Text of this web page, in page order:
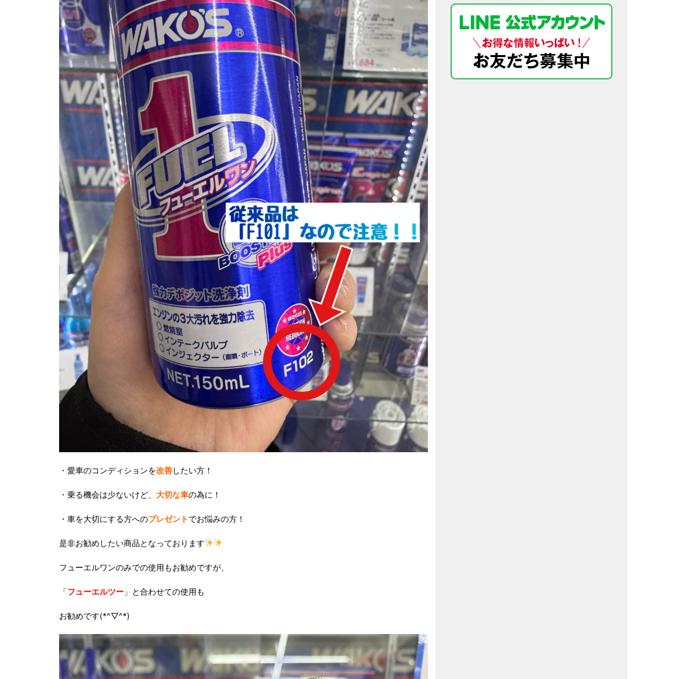
・愛車のコンディションを改善したい方！
・乗る機会は少ないけど、 大切な車の為に！
・車を大切にする方へのプレゼント でお悩みの方！
是非お勧めしたい商品となっております
フューエルワンのみでの使用もお勧めですが、
「フューエルツー 」と合わせての使用も
お勧めです(*^▽^*)